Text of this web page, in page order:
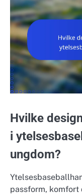
Hvilke
i
ungdom?
passform, komfort